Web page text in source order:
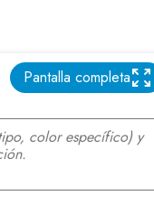
Pantalla completa